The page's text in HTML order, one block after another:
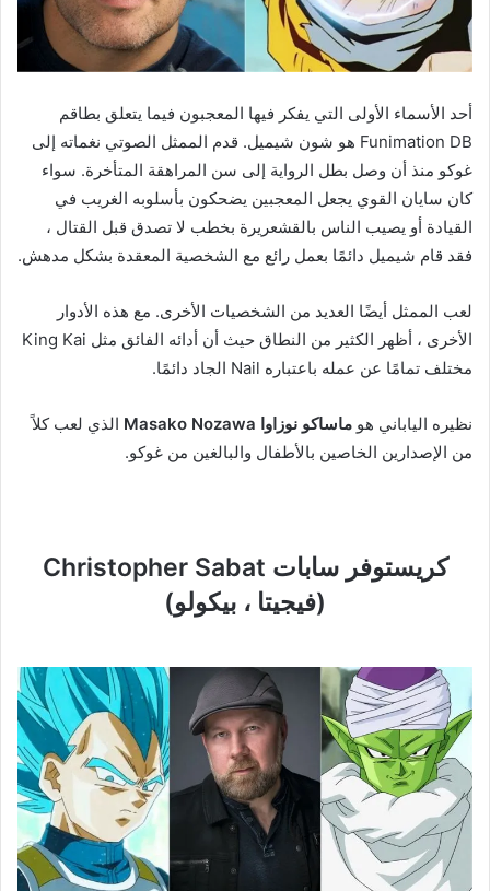
أحد الأسماء الأولى التي يفكر فيها المعجبون فيما يتعلق بطاقم
Funimation DB هو شون شيميل. قدم الممثل الصوتي نغماته إلى
غوكو منذ أن وصل بطل الرواية إلى سن المراهقة المتأخرة. سواء
كان سايان القوي يجعل المعجبين يضحكون بأسلوبه الغريب في
القيادة أو يصيب الناس بالقشعريرة بخطب لا تصدق قبل القتال ،
فقد قام شيميل دائمًا بعمل رائع مع الشخصية المعقدة بشكل مدهش.
لعب الممثل أيضًا العديد من الشخصيات الأخرى. مع هذه الأدوار
الأخرى ، أظهر الكثير من النطاق حيث أن أدائه الفائق مثل King Kai
مختلف تمامًا عن عمله باعتباره Nail الجاد دائمًا.
نظيره الياباني هو ماساكو نوزاوا Masako Nozawa
الذي لعب كلاً
من الإصدارين الخاصين بالأطفال والبالغين من غوكو.
كريستوفر سابات Christopher Sabat
(فيجيتا ، بيكولو)